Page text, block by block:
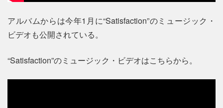
アルバムからは今年1月に“Satisfaction”のミュージック・
ビデオも公開されている。
“Satisfaction”のミュージック・ビデオはこちらから。